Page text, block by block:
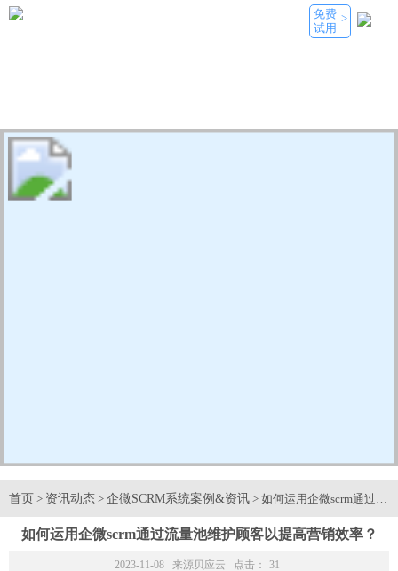
免费
试用
>
首页 > 资讯动态 > 企微SCRM系统案例&资讯 > 如何运用企微scrm通过
如何运用企微scrm通过流量池维护顾客以提高营销效率？
2023-11-08 来源贝应云 点击： 31